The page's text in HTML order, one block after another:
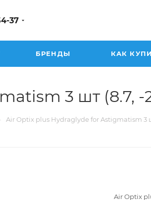
37
БРЕНДЫ КАК
3 шт (8.7, -
Air Optix plus Hydraglyde for Astigmatism 3
Air Optix